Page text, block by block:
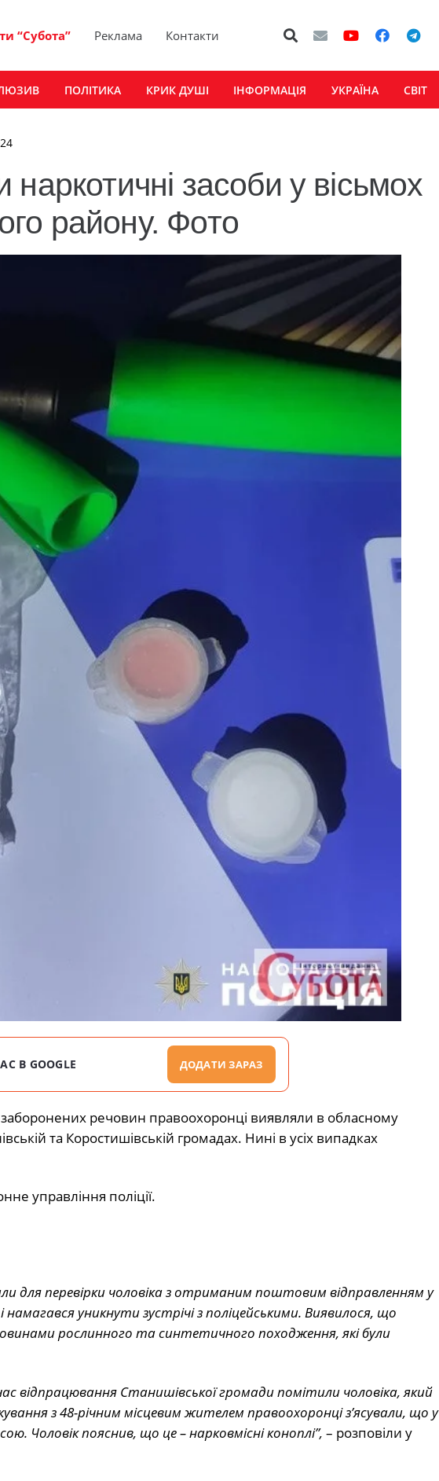
“Субота” Реклама Контакти
ПОЛІТИКА КРИК ДУШІ ІНФОРМАЦІЯ УКРАЇНА СВІТ
наркотичні засоби у вісьмох
району. Фото
В GOOGLE ДОДАТИ ЗАРАЗ
речовин правоохоронці виявляли в обласному
та Коростишівській громадах. Нині в усіх випадках
управління поліції.
для перевірки чоловіка з отриманим поштовим відправленням у
уникнути зустрічі з поліцейськими. Виявилося, що
рослинного та синтетичного походження, які були
час відпрацювання Станишівської громади помітили чоловіка, який
з 48-річним місцевим жителем правоохоронці з’ясували, що у
Чоловік пояснив, що це – нарковмісні коноплі”, – розповіли у